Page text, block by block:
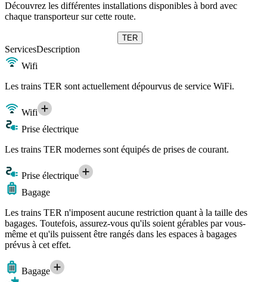
Découvrez les différentes installations disponibles à bord avec
chaque transporteur sur cette route.
TER
ServicesDescription
Wifi
Les trains TER sont actuellement dépourvus de service WiFi.
Wifi
Prise électrique
Les trains TER modernes sont équipés de prises de courant.
Prise électrique
Bagage
Les trains TER n'imposent aucune restriction quant à la taille des
bagages. Toutefois, assurez-vous qu'ils soient gérables par vous-
même et qu'ils puissent être rangés dans les espaces à bagages
prévus à cet effet.
Bagage